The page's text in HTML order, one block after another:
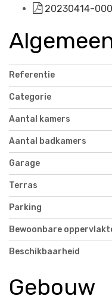
20230414-
Referentie
Categorie
Aantal kamers
Aantal badkamers
Garage
Terras
Parking
Bewoonbare
Beschikbaarheid
Gebouw